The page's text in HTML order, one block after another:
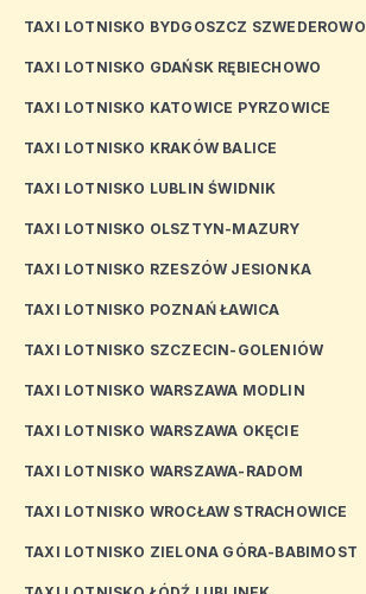
TAXI LOTNISKO BYDGOSZCZ SZWEDEROWO
TAXI LOTNISKO GDAŃSK RĘBIECHOWO
TAXI LOTNISKO KATOWICE PYRZOWICE
TAXI LOTNISKO KRAKÓW BALICE
TAXI LOTNISKO LUBLIN ŚWIDNIK
TAXI LOTNISKO OLSZTYN-MAZURY
TAXI LOTNISKO RZESZÓW JESIONKA
TAXI LOTNISKO POZNAŃ ŁAWICA
TAXI LOTNISKO SZCZECIN-GOLENIÓW
TAXI LOTNISKO WARSZAWA MODLIN
TAXI LOTNISKO WARSZAWA OKĘCIE
TAXI LOTNISKO WARSZAWA-RADOM
TAXI LOTNISKO WROCŁAW STRACHOWICE
TAXI LOTNISKO ZIELONA GÓRA-BABIMOST